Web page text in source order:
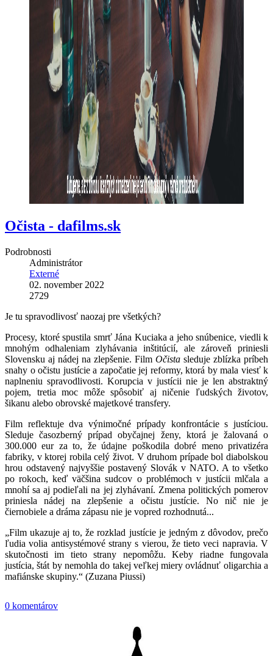
Očista - dafilms.sk
Podrobnosti
Administrátor
Externé
02. november 2022
2729
Je tu spravodlivosť naozaj pre všetkých?
Procesy, ktoré spustila smrť Jána Kuciaka a jeho snúbenice, viedli k
mnohým odhaleniam zlyhávania inštitúcií, ale zároveň priniesli
Slovensku aj nádej na zlepšenie. Film Očista sleduje zblízka príbeh
snahy o očistu justície a započatie jej reformy, ktorá by mala viesť k
naplneniu spravodlivosti. Korupcia v justícii nie je len abstraktný
pojem, tretia moc môže spôsobiť aj ničenie ľudských životov,
šikanu alebo obrovské majetkové transfery.
Film reflektuje dva výnimočné prípady konfrontácie s justíciou.
Sleduje časozberný prípad obyčajnej ženy, ktorá je žalovaná o
300.000 eur za to, že údajne poškodila dobré meno privatizéra
fabriky, v ktorej robila celý život. V druhom prípade bol diabolskou
hrou odstavený najvyššie postavený Slovák v NATO. A to všetko
po rokoch, keď väčšina sudcov o problémoch v justícii mlčala a
mnohí sa aj podieľali na jej zlyhávaní. Zmena politických pomerov
priniesla nádej na zlepšenie a očistu justície. No nič nie je
čiernobiele a dráma zápasu nie je vopred rozhodnutá...
„Film ukazuje aj to, že rozklad justície je jedným z dôvodov, prečo
ľudia volia antisystémové strany s vierou, že tieto veci napravia. V
skutočnosti im tieto strany nepomôžu. Keby riadne fungovala
justícia, štát by nemohla do takej veľkej miery ovládnuť oligarchia a
mafiánske skupiny.“ (Zuzana Piussi)
0 komentárov